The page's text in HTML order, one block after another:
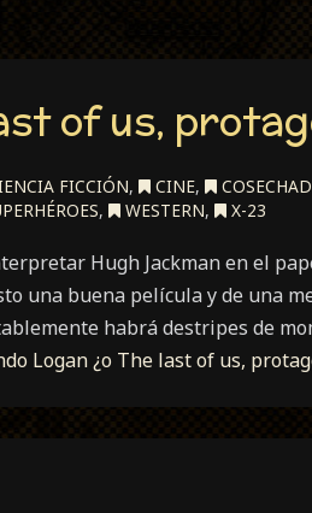
of us,
FICCIÓN, CINE,
, WESTERN, X-23
Hugh Jackman en el
una buena película y de una
habrá destripes de
Logan ¿o The last of us,